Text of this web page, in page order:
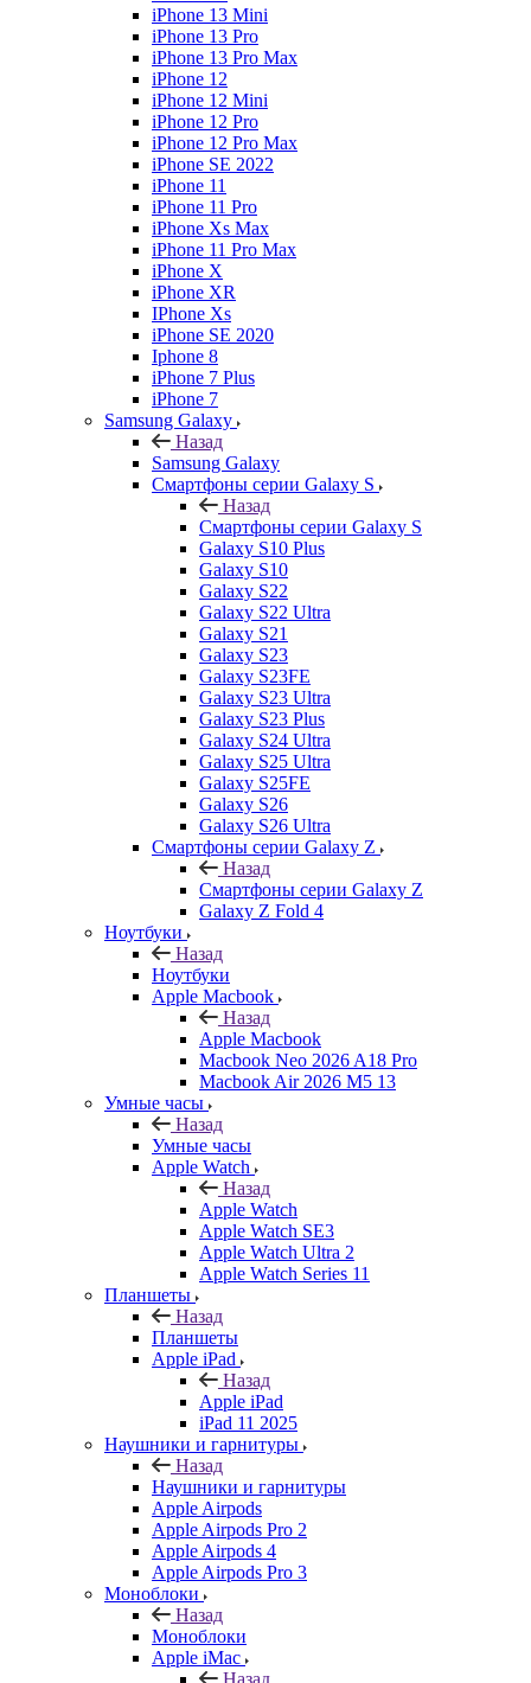
iPhone 13 Mini
iPhone 13 Pro
iPhone 13 Pro Max
iPhone 12
iPhone 12 Mini
iPhone 12 Pro
iPhone 12 Pro Max
iPhone SE 2022
iPhone 11
iPhone 11 Pro
iPhone Xs Max
iPhone 11 Pro Max
iPhone X
iPhone XR
IPhone Xs
iPhone SE 2020
Iphone 8
iPhone 7 Plus
iPhone 7
Samsung Galaxy
Назад
Samsung Galaxy
Смартфоны серии Galaxy S
Назад
Смартфоны серии Galaxy S
Galaxy S10 Plus
Galaxy S10
Galaxy S22
Galaxy S22 Ultra
Galaxy S21
Galaxy S23
Galaxy S23FE
Galaxy S23 Ultra
Galaxy S23 Plus
Galaxy S24 Ultra
Galaxy S25 Ultra
Galaxy S25FE
Galaxy S26
Galaxy S26 Ultra
Смартфоны серии Galaxy Z
Назад
Смартфоны серии Galaxy Z
Galaxy Z Fold 4
Ноутбуки
Назад
Ноутбуки
Apple Macbook
Назад
Apple Macbook
Macbook Neo 2026 A18 Pro
Macbook Air 2026 M5 13
Умные часы
Назад
Умные часы
Apple Watch
Назад
Apple Watch
Apple Watch SE3
Apple Watch Ultra 2
Apple Watch Series 11
Планшеты
Назад
Планшеты
Apple iPad
Назад
Apple iPad
iPad 11 2025
Наушники и гарнитуры
Назад
Наушники и гарнитуры
Apple Airpods
Apple Airpods Pro 2
Apple Airpods 4
Apple Airpods Pro 3
Моноблоки
Назад
Моноблоки
Apple iMac
Назад